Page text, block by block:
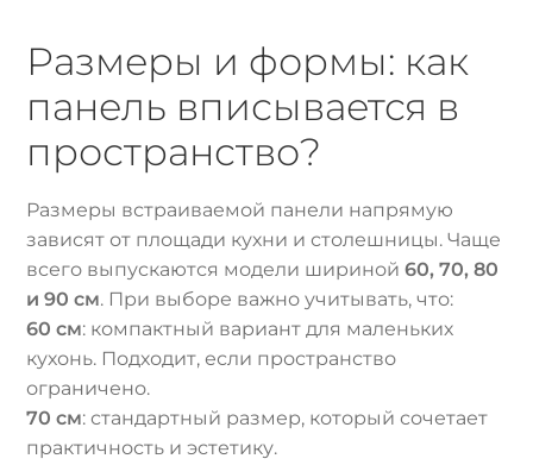
Размеры и формы: как
панель вписывается в
пространство?
Размеры встраиваемой панели напрямую
зависят от площади кухни и столешницы. Чаще
всего выпускаются модели шириной60, 70, 80
и 90 см. При выборе важно учитывать, что:
60 см: компактный вариант для маленьких
кухонь. Подходит, если пространство
ограничено.
70 см: стандартный размер, который сочетает
практичность и эстетику.